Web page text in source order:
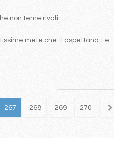
non teme rivali.
mete che ti aspettano. Le
267 268 269 270 271